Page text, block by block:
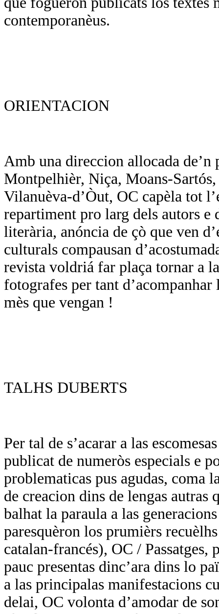
contemporanèus.
ORIENTACION
Amb una direccion allocada
Montpelhièr, Niça, Moans-
Vilanuèva-d’Òut, OC capèla tot
repartiment pro larg dels autors e
literària, anóncia de çò que ven
culturals compausan
revista voldriá far plaça tornar a
fotografes per tant
mès que vengan !
TALHS DUBERTS
Per tal de s’acarar a las
publicat de numeròs especials e
problematicas pus agudas, coma
de creacion dins de lengas autras
balhat la paraula a las
paresquèron los prumièrs
catalan-francés), OC / Passatges,
pauc presentas dinc’ara dins lo
a las principalas manifestacions
delai, OC volonta d’amodar de